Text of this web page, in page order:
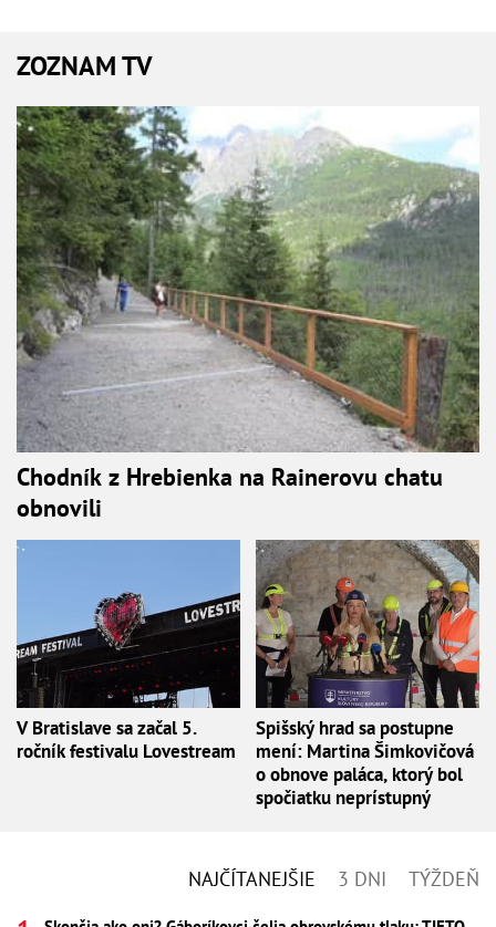
ZOZNAM TV
Chodník z Hrebienka na Rainerovu chatu
obnovili
V Bratislave sa začal 5.
ročník festivalu Lovestream
Spišský hrad sa postupne
mení: Martina Šimkovičová
o obnove paláca, ktorý bol
spočiatku neprístupný
NAJČÍTANEJŠIE 3 DNI TÝŽDEŇ